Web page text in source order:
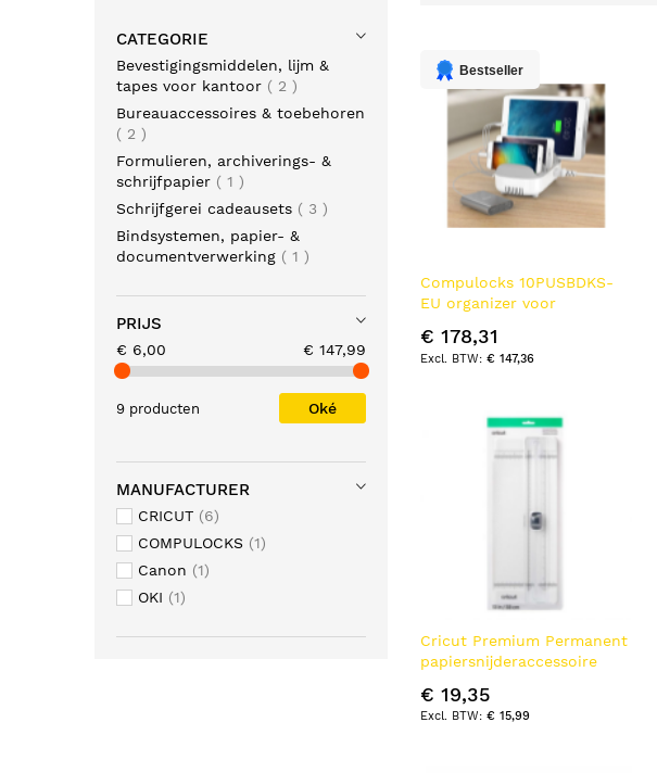
Bestseller
Compulocks 10PUSBDKS-
EU organizer voor
€ 178,31
€ 147,36
Cricut Premium Permanent
papiersnijderaccessoire
€ 19,35
€ 15,99
CATEGORIE
Bevestigingsmiddelen, lijm &
tapes voor kantoor
2 producten
Bureauaccessoires & toebehoren
2 producten
Formulieren, archiverings- &
schrijfpapier
1 product
Schrijfgerei cadeausets
3 producten
Bindsystemen, papier- &
documentverwerking
1 product
PRIJS
€ 6,00 € 147,99
9 producten Oké
MANUFACTURER
CRICUT
6
COMPULOCKS
1
Canon
1
OKI
1